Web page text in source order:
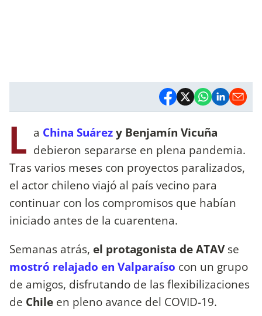
L a China Suárezy Benjamín Vicuña
debieron separarse en plena pandemia.
Tras varios meses con proyectos paralizados,
el actor chileno viajó al país vecino para
continuar con los compromisos que habían
iniciado antes de la cuarentena.
Semanas atrás, el protagonista de ATAVse
mostró relajado en Valparaíso con un grupo
de amigos, disfrutando de las flexibilizaciones
de Chile en pleno avance del COVID-19.